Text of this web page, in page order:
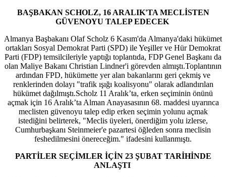
BAŞBAKAN SCHOLZ, 16 ARALIK'TA MECLİSTEN
GÜVENOYU TALEP EDECEK
Almanya Başbakanı Olaf Scholz 6 Kasım'da Almanya'daki hükümet
ortakları Sosyal Demokrat Parti (SPD) ile Yeşiller ve Hür Demokrat
Parti (FDP) temsilcileriyle yaptığı toplantıda, FDP Genel Başkanı da
olan Maliye Bakanı Christian Lindner'i görevden almıştı.Toplantının
ardından FPD, hükümette yer alan bakanlarını geri çekmiş ve
renklerinden dolayı "trafik ışığı koalisyonu" olarak adlandırılan
hükümet dağılmıştı.Scholz 11 Aralık’ta, erken seçiminin önünü
açmak için 16 Aralık’ta Alman Anayasasının 68. maddesi uyarınca
meclisten güvenoyu talep edip erken seçimin yolunu açmak
istediğini belirterek, "Meclis üyeleri, önerdiğim yolu izlerse,
Cumhurbaşkanı Steinmeier'e pazartesi öğleden sonra meclisin
feshedilmesini önereceğim." ifadesini kullanmıştı.
PARTİLER SEÇİMLER İÇİN 23 ŞUBAT TARİHİNDE
ANLAŞTI